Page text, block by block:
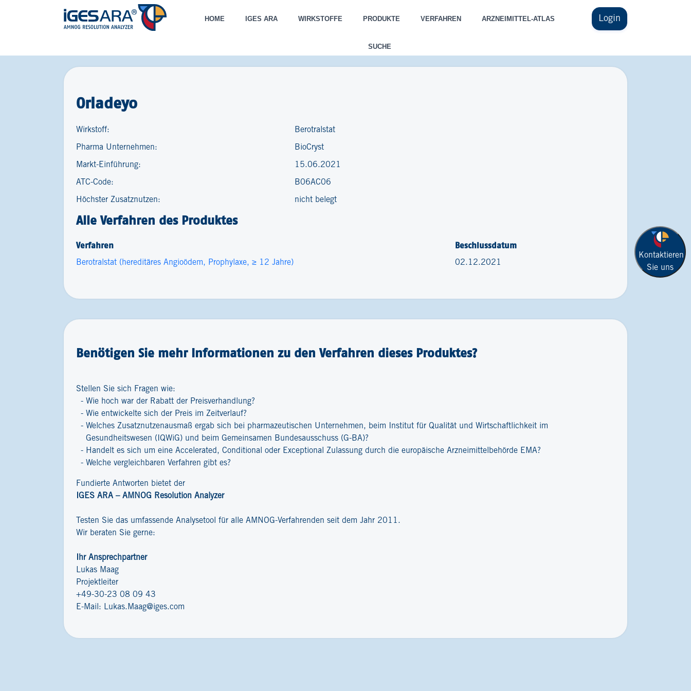
Login
HOME IGES ARA WIRKSTOFFE PRODUKTE VERFAHREN ARZNEIMITTEL-ATLAS
SUCHE
Kontaktieren
Sie uns
Orladeyo
Wirkstoff: Berotralstat
Pharma Unternehmen: BioCryst
Markt-Einführung: 15.06.2021
ATC-Code: B06AC06
Höchster Zusatznutzen: nicht belegt
Alle Verfahren des Produktes
Verfahren Beschlussdatum
Berotralstat (hereditäres Angioödem, Prophylaxe, ≥ 12 Jahre) 02.12.2021
Benötigen Sie mehr Informationen zu den Verfahren dieses Produktes?
Stellen Sie sich Fragen wie:
Wie hoch war der Rabatt der Preisverhandlung?
Wie entwickelte sich der Preis im Zeitverlauf?
Welches Zusatznutzenausmaß ergab sich bei pharmazeutischen Unternehmen, beim Institut für Qualität und Wirtschaftlichkeit im
Gesundheitswesen (IQWiG) und beim Gemeinsamen Bundesausschuss (G-BA)?
Handelt es sich um eine Accelerated, Conditional oder Exceptional Zulassung durch die europäische Arzneimittelbehörde EMA?
Welche vergleichbaren Verfahren gibt es?
Fundierte Antworten bietet der
IGES ARA – AMNOG Resolution Analyzer
Testen Sie das umfassende Analysetool für alle AMNOG-Verfahrenden seit dem Jahr 2011.
Wir beraten Sie gerne:
Ihr Ansprechpartner
Lukas Maag
Projektleiter
+49-30-23 08 09 43
E-Mail: Lukas.Maag@iges.com